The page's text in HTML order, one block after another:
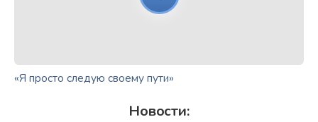
«Я просто следую своему пути»
Новости: